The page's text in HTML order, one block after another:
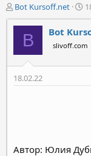
А
в
т
м
Bot Kursoff.net
Д
а
т
а
н
а
B Bot
slivoff.com
18.02.22
Автор: Юлия